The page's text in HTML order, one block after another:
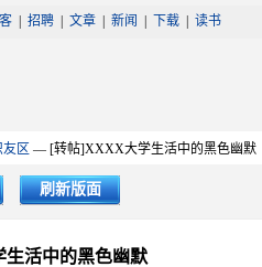
招聘 文章 新闻 下载 读书
区 — [转帖]XXXX大学生活中的黑色幽默
刷新版面
活中的黑色幽默